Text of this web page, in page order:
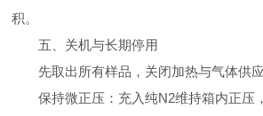
积。
五、关机与长期停用
先取出所有样品，关闭加热与气体供应
保持微正压：充入纯N2维持箱内正压